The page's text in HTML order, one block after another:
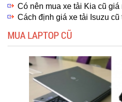
Có nên mua xe tải Kia cũ giá
Cách định giá xe tải Isuzu
MUA LAPTOP CŨ